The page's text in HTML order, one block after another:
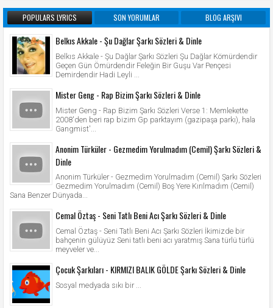
POPULARS LYRICS SON YORUMLAR BLOG ARŞIVI
Belkıs Akkale - Şu Dağlar Şarkı Sözleri & Dinle
Belkıs Akkale - Şu Dağlar Şarkı Sözleri Şu Dağlar Kömürdendir
Geçen Gün Ömürdendir Feleğin Bir Guşu Var Pençesi
Demirdendir Hadi Leyli ...
Mister Geng - Rap Bizim Şarkı Sözleri & Dinle
Mister Geng - Rap Bizim Şarkı Sözleri Verse 1: Memlekette
2008'den beri rap bizim Gp parktayım (gazipaşa parkı), hala
Gangmist'...
Anonim Türküler - Gezmedim Yorulmadım (Cemil) Şarkı Sözleri &
Dinle
Anonim Türküler - Gezmedim Yorulmadım (Cemil) Şarkı Sözleri
Gezmedim Yorulmadım (Cemil) Boş Yere Kırılmadım (Cemil)
Sana Benzer Dünyada...
Cemal Öztaş - Seni Tatlı Beni Acı Şarkı Sözleri & Dinle
Cemal Öztaş - Seni Tatlı Beni Acı Şarkı Sözleri İkimizde bir
bahçenin gülüyüz Seni tatlı beni acı yaratmış Sana türlü türlü
meyveler ve...
Çocuk Şarkıları - KIRMIZI BALIK GÖLDE Şarkı Sözleri & Dinle
Sosyal medyada sıkı bir ...